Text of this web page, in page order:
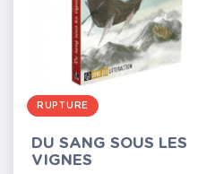
RUPTURE
DU SANG SOUS LES
VIGNES